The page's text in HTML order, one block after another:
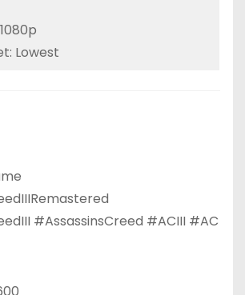
Lowest
#AssassinsCreed #ACIII #AC